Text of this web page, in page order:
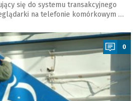
się do systemu transakcyjnego
na telefonie komórkowym …
0